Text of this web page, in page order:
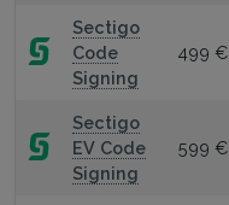
Sectigo
Code
Signing
499 €
Sectigo
EV Code
Signing
599 €